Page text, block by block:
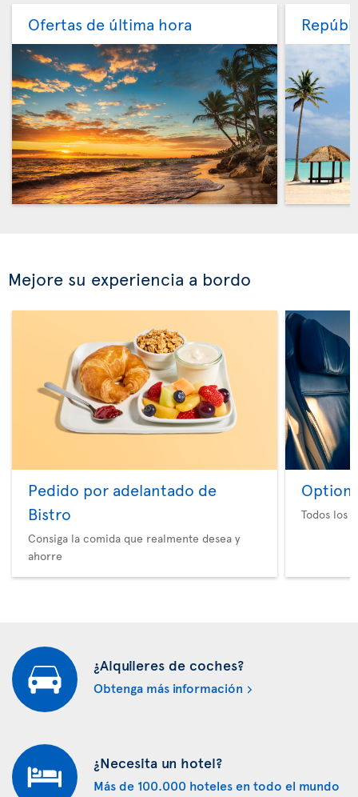
Ofertas de última hora
Mejore su experiencia a bordo
Pedido por adelantado de
Bistro
Consiga la comida que realmente desea y
ahorre
Option
Todos los
¿Alquileres de coches?
Obtenga más información
¿Necesita un hotel?
Más de 100.000 hoteles en todo el mundo